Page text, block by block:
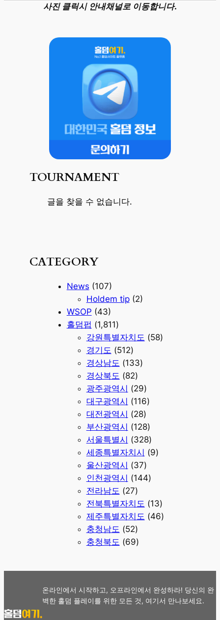
사진 클릭시 안내채널로 이동합니다.
TOURNAMENT
글을 찾을 수 없습니다.
CATEGORY
News (107)
Holdem tip(2)
WSOP (43)
홀덤펍 (1,811)
강원특별자치도 (58)
경기도 (512)
경상남도 (133)
경상북도 (82)
광주광역시 (29)
대구광역시 (116)
대전광역시 (28)
부산광역시 (128)
서울특별시 (328)
세종특별자치시 (9)
울산광역시 (37)
인천광역시 (144)
전라남도 (27)
전북특별자치도 (13)
제주특별자치도 (46)
충청남도 (52)
충청북도 (69)
온라인에서 시작하고, 오프라인에서 완성하라! 당신의 완
벽한 홀덤 플레이를 위한 모든 것, 여기서 만나보세요.